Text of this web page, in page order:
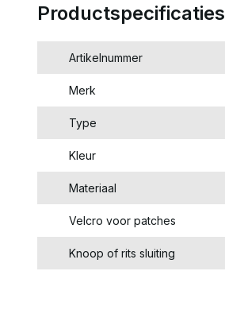
Productspecificaties
Artikelnummer
Merk
Type
Kleur
Materiaal
Velcro voor patches
Knoop of rits sluiting